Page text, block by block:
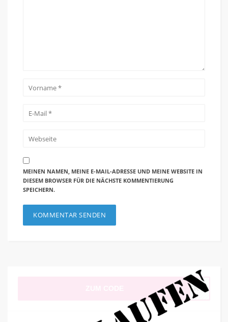
MEINEN NAMEN, MEINE E-MAIL-ADRESSE UND MEINE WEBSITE IN
DIESEM BROWSER FÜR DIE NÄCHSTE KOMMENTIERUNG
SPEICHERN.
LICK